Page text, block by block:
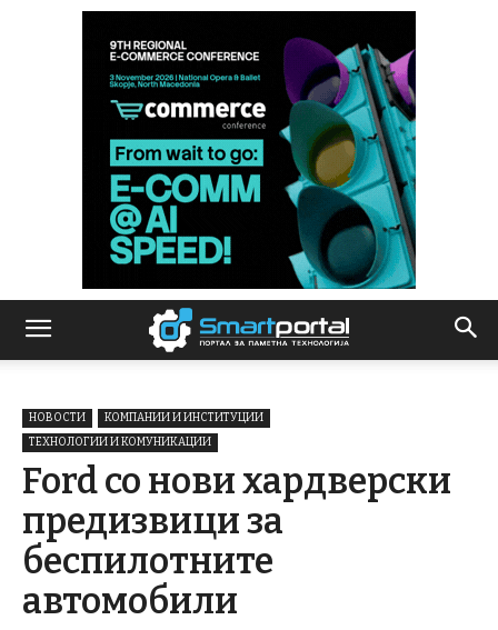
НОВОСТИ
КОМПАНИИ И ИНСТИТУЦИИ
ТЕХНОЛОГИИ И КОМУНИКАЦИИ
Ford со нови хардверски
предизвици за
беспилотните
автомобили